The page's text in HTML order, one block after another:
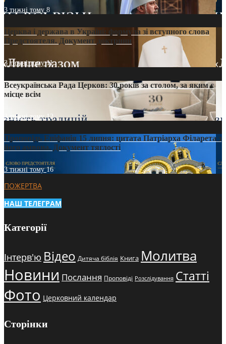
3 тижні тому 8
Церква і держава в Україні: формула зі вступного слова
Предстоятеля. Документ доктрини
3 тижні тому11
Всеукраїнська Рада Церков: 30 років за столом, за яким є
місце всім
3 тижні тому12
Проповідь Епіфанія 15 липня: цитата Патріарха Філарета з
його амвона. Документ тяглості
3 тижні тому16
ПОЖЕРТВА
НАШ ТЕЛЕГРАМ
Категорії
Інтерв'ю Відео Дитяча біблія Книга Молитва
Новини Послання Проповіді Розслідування Статті
Фото Церковний календар
Сторінки